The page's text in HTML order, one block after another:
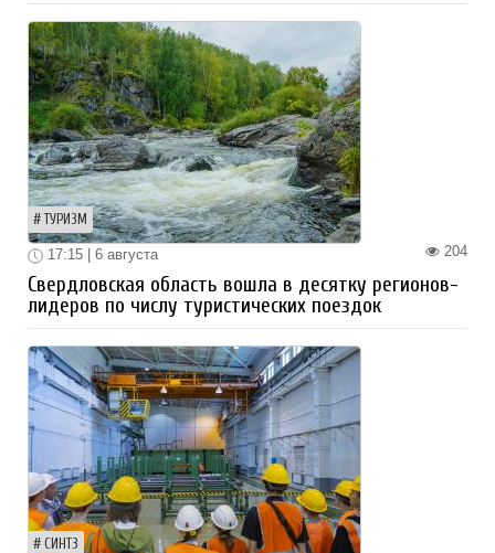
ТУРИЗМ
204
17:15 | 6 августа
Свердловская область вошла в десятку регионов-
лидеров по числу туристических поездок
СИНТЗ